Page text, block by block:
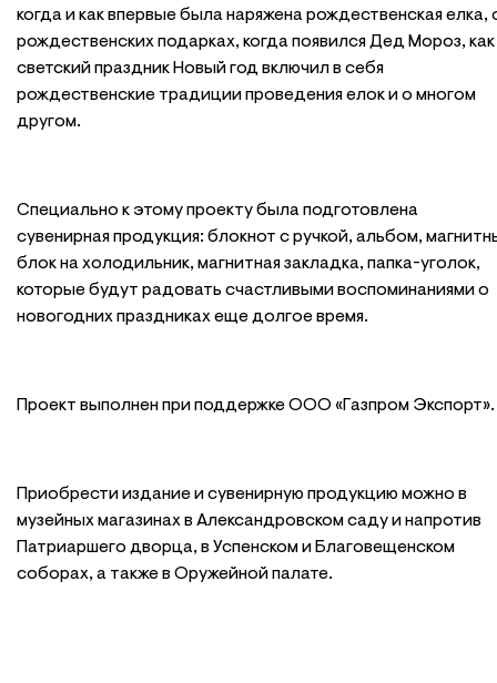
когда и как впервые была наряжена рождественская елка,
рождественских подарках, когда появился Дед Мороз, как
светский праздник Новый год включил в себя
рождественские традиции проведения елок и о многом
другом.
Специально к этому проекту была подготовлена
сувенирная продукция: блокнот с ручкой, альбом,
блок на холодильник, магнитная закладка, папка-уголок,
которые будут радовать счастливыми воспоминаниями о
новогодних праздниках еще долгое время.
Проект выполнен при поддержке ООО «Газпром Экспорт».
Приобрести издание и сувенирную продукцию можно в
музейных магазинах в Александровском саду и напротив
Патриаршего дворца, в Успенском и Благовещенском
соборах, а также в Оружейной палате.